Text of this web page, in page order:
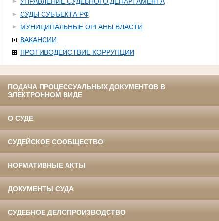
СУДЫ СУБЪЕКТА РФ
МУНИЦИПАЛЬНЫЕ ОРГАНЫ ВЛАСТИ
ВАКАНСИИ
ПРОТИВОДЕЙСТВИЕ КОРРУПЦИИ
ПОДАЧА ПРОЦЕССУАЛЬНЫХ ДОКУМЕНТОВ В
ЭЛЕКТРОННОМ ВИДЕ
О СУДЕ
СУДЕЙСКОЕ СООБЩЕСТВО
НОРМАТИВНЫЕ АКТЫ
ДОКУМЕНТЫ СУДА
СУДЕБНОЕ ДЕЛОПРОИЗВОДСТВО